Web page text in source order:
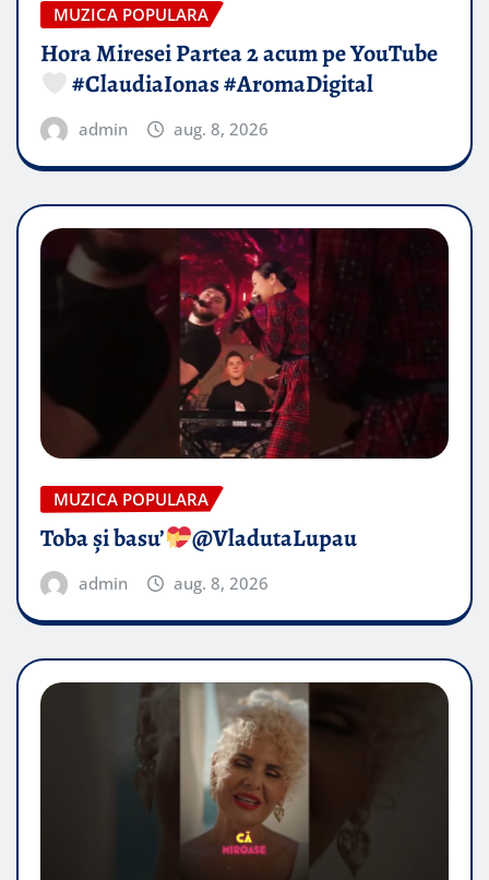
MUZICA POPULARA
Hora Miresei Partea 2 acum pe YouTube
#ClaudiaIonas #AromaDigital
admin aug. 8, 2026
MUZICA POPULARA
Toba și basu’ @VladutaLupau
admin aug. 8, 2026